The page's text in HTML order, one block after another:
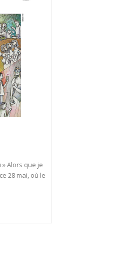
Alors que je
28 mai, où le